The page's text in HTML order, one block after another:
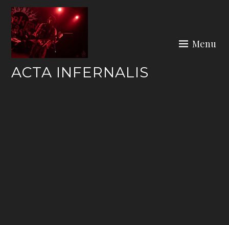
Skip
content
ACTA INFERNALIS
Menu